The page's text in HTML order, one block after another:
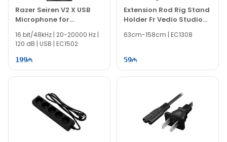
müntəzəm istifadə zamanı cihazın görünüşünü və
istifadəsini daha komfortlu edir.
Ofisdə, evdə və ya yolda – optik səthlərin təmizliyi
üçün təhlükəsiz və praktik bir həlldir.
Razer Seiren V2 X USB
Microphone for
Streamers
16 bit/48kHz | 20-20000 Hz |
120 dB | USB | EC1502
199
Extension Rod Rig Stand
Holder Fr Vedio Studio
Flash light Microphone
63cm-158cm | EC1308
59